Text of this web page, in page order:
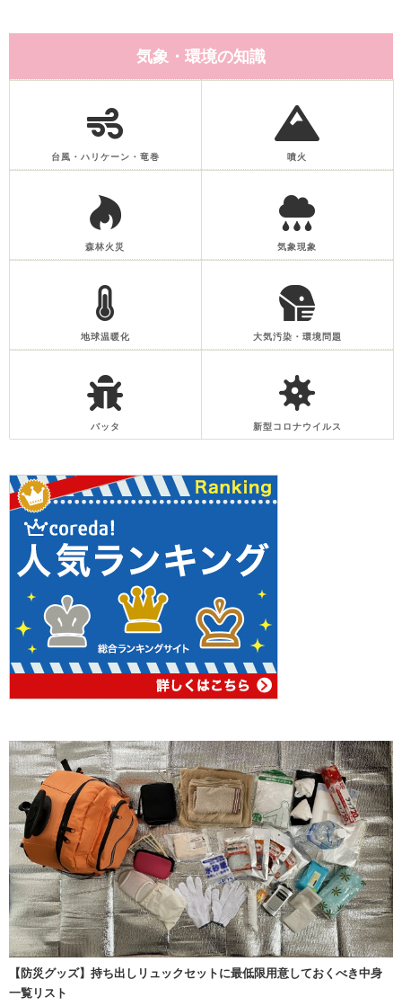
気象・環境の知識
台風・ハリケーン・竜巻 噴火
森林火災 気象現象
地球温暖化 大気汚染・環境問題
バッタ 新型コロナウイルス
【防災グッズ】持ち出しリュックセットに最低限用意しておくべき中身
一覧リスト